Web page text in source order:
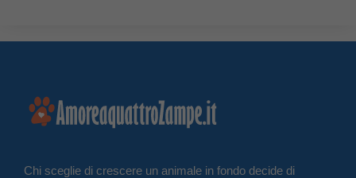
Chi sceglie di crescere un animale in fondo decide di